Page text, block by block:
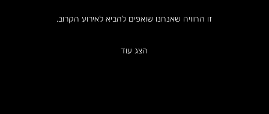
זו החוויה שאנחנו שואפים להביא לאירוע הקרוב.
הצג עוד